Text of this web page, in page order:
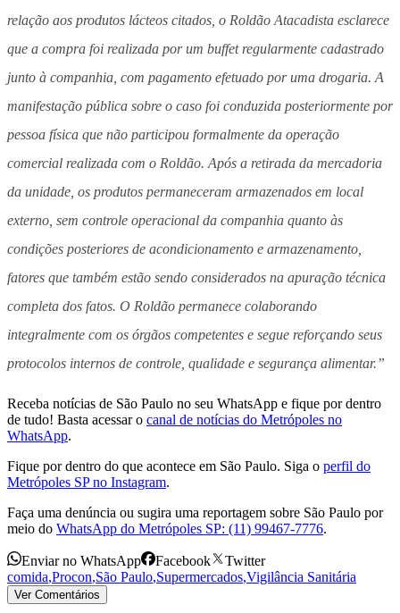
relação aos produtos lácteos citados, o Roldão Atacadista esclarece
que a compra foi realizada por um buffet regularmente cadastrado
junto à companhia, com pagamento efetuado por uma drogaria. A
manifestação pública sobre o caso foi conduzida posteriormente por
pessoa física que não participou formalmente da operação
comercial realizada com o Roldão. Após a retirada da mercadoria
da unidade, os produtos permaneceram armazenados em local
externo, sem controle operacional da companhia quanto às
condições posteriores de acondicionamento e armazenamento,
fatores que também estão sendo considerados na apuração técnica
completa dos fatos. O Roldão permanece colaborando
integralmente com os órgãos competentes e segue reforçando seus
protocolos internos de controle, qualidade e segurança alimentar.”
Receba notícias de São Paulo no seu WhatsApp e fique por dentro
de tudo! Basta acessar o canal de notícias do Metrópoles no
WhatsApp.
Fique por dentro do que acontece em São Paulo. Siga o perfil do
Metrópoles SP no Instagram.
Faça uma denúncia ou sugira uma reportagem sobre São Paulo por
meio do WhatsApp do Metrópoles SP: (11) 99467-7776.
Enviar no WhatsApp Facebook
Twitter
comida,Procon,São Paulo,Supermercados,Vigilância Sanitária
Ver Comentários